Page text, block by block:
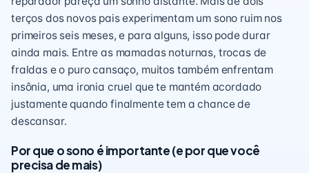
terços dos novos pais experimentam um sono ruim nos
primeiros seis meses, e para alguns, isso pode durar
ainda mais. Entre as mamadas noturnas, trocas de
fraldas e o puro cansaço, muitos também enfrentam
insônia, uma ironia cruel que te mantém acordado
justamente quando finalmente tem a chance de
descansar.
Por que o sono é importante (e por que você
precisa de mais)